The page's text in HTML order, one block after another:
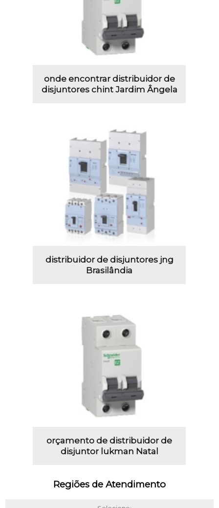
onde encontrar distribuidor de
disjuntores chint Jardim Ângela
distribuidor de disjuntores jng
Brasilândia
orçamento de distribuidor de
disjuntor lukman Natal
Regiões de Atendimento